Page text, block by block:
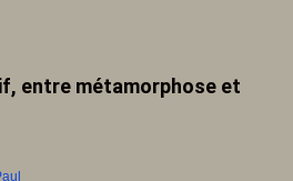
entre métamorphose et